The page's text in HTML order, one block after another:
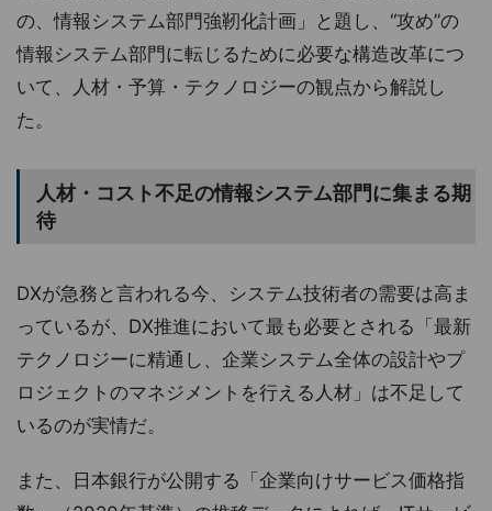
の、情報システム部門強靭化計画」と題し、“攻め”の
情報システム部門に転じるために必要な構造改革につ
いて、人材・予算・テクノロジーの観点から解説し
た。
人材・コスト不足の情報システム部門に集まる期
待
DXが急務と言われる今、システム技術者の需要は高ま
っているが、DX推進において最も必要とされる「最新
テクノロジーに精通し、企業システム全体の設計やプ
ロジェクトのマネジメントを行える人材」は不足して
いるのが実情だ。
また、日本銀行が公開する「企業向けサービス価格指